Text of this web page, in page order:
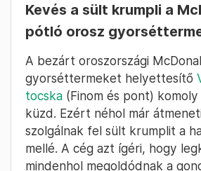
Kevés a sült krumpli a
pótló orosz
A bezárt oroszországi
gyorséttermeket helyettesítő
tocska (Finom és pont)
küzd. Ezért néhol már
szolgálnak fel sült krumplit a
mellé. A cég azt ígéri, hogy
mindenhol megoldódnak a